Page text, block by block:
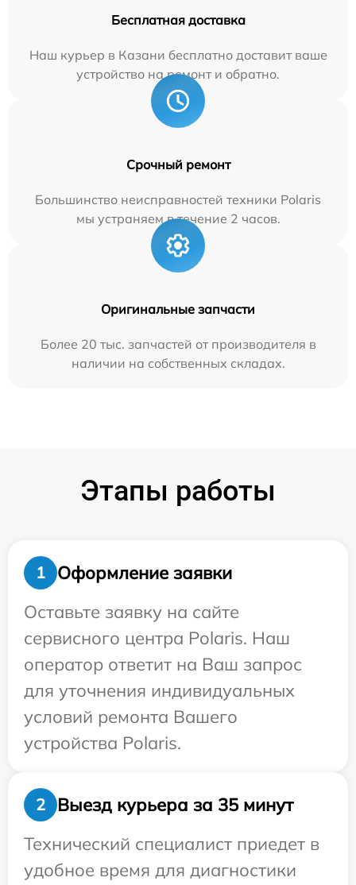
Бесплатная доставка
Наш курьер в Казани бесплатно доставит ваше
устройство на ремонт и обратно.
Срочный ремонт
Большинство неисправностей техники Polaris
мы устраняем в течение 2 часов.
Оригинальные запчасти
Более 20 тыс. запчастей от производителя в
наличии на собственных складах.
Этапы работы
1
Оформление заявки
Оставьте заявку на сайте
сервисного центра Polaris. Наш
оператор ответит на Ваш запрос
для уточнения индивидуальных
условий ремонта Вашего
устройства Polaris.
2
Выезд курьера за 35 минут
Технический специалист приедет в
удобное время для диагностики